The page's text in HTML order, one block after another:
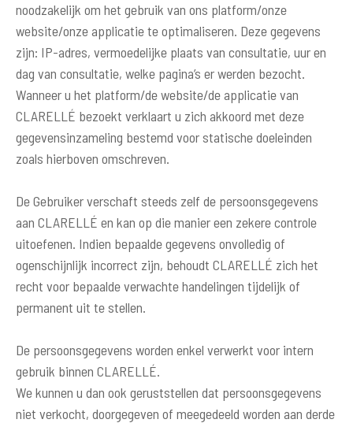
noodzakelijk om het gebruik van ons platform/onze
website/onze applicatie te optimaliseren. Deze gegevens
zijn: IP-adres, vermoedelijke plaats van consultatie, uur en
dag van consultatie, welke pagina’s er werden bezocht.
Wanneer u het platform/de website/de applicatie van
CLARELLÉ bezoekt verklaart u zich akkoord met deze
gegevensinzameling bestemd voor statische doeleinden
zoals hierboven omschreven.
De Gebruiker verschaft steeds zelf de persoonsgegevens
aan CLARELLÉ en kan op die manier een zekere controle
uitoefenen. Indien bepaalde gegevens onvolledig of
ogenschijnlijk incorrect zijn, behoudt CLARELLÉ zich het
recht voor bepaalde verwachte handelingen tijdelijk of
permanent uit te stellen.
De persoonsgegevens worden enkel verwerkt voor intern
gebruik binnen CLARELLÉ.
We kunnen u dan ook geruststellen dat persoonsgegevens
niet verkocht, doorgegeven of meegedeeld worden aan derde